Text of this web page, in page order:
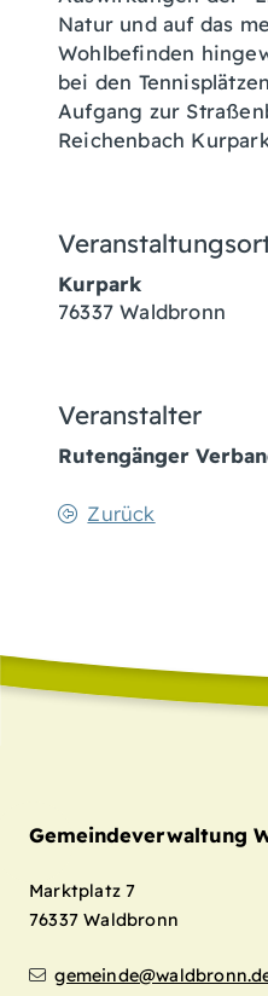
Natur und auf das
Wohlbefinden
bei den
Aufgang zur
Reichenbach
Kurpark
76337 Waldbronn
Veranstalter
Rutengänger
Zurück
Gemeindeverwaltung
Marktplatz 7
76337 Waldbronn